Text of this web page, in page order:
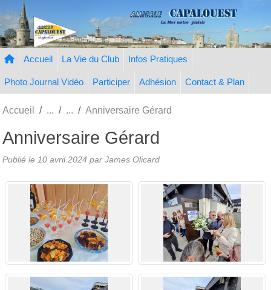
Accueil La Vie du Club Infos Pratiques
Photo Journal Vidéo Participer Adhésion Contact & Plan
Accueil Anniversaire Gérard
Anniversaire Gérard
Publié le 10 avril 2024 par James Olicard
Panneau de gestion des cookies